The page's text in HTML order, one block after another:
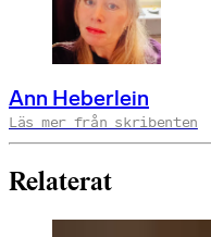
Ann Heberlein
Läs mer från skribenten
Relaterat